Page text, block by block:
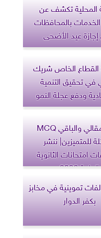
المحلية تكشف عن
بالمحافظات
عيد الأضحى
القطاع الخاص شريك
في تحقيق التنمية
ودفع عجلة النمو
15 %مقالي والباقي MCQ
للمتميزين| ننشر
امتحانات الثانوية
العامة 2026
تموينية في مخابز
بكفر الدوار